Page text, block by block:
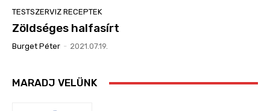
TESTSZERVIZ RECEPTEK
Zöldséges halfasírt
Burget Péter - 2021.07.19.
MARADJ VELÜNK